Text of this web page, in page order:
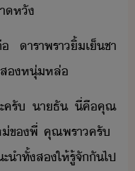
หั
​าราพรา​ิ้​เ็ชา​
ส​หุ่​หล่
ะ​ครั​ ​า​ธั​ ​ี่​คื​คุณ​
ข​พี่​ ​คุณ​พรา​ครั​
ำ​ทั้ส​ให้​รู้จั​ั​ไป​